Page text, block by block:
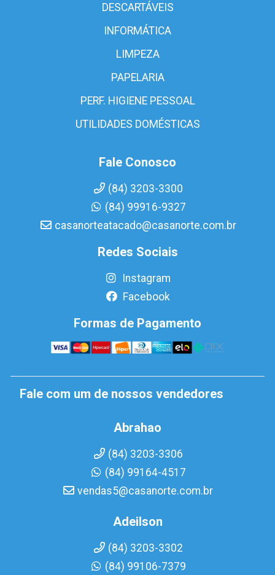
DESCARTÁVEIS
INFORMÁTICA
LIMPEZA
PAPELARIA
PERF. HIGIENE PESSOAL
UTILIDADES DOMÉSTICAS
Fale Conosco
(84) 3203-3300
(84) 99916-9327
casanorteatacado@casanorte.com.br
Redes Sociais
Instagram
Facebook
Formas de Pagamento
Fale com um de nossos vendedores
Abrahao
(84) 3203-3306
(84) 99164-4517
vendas5@casanorte.com.br
Adeilson
(84) 3203-3302
(84) 99106-7379